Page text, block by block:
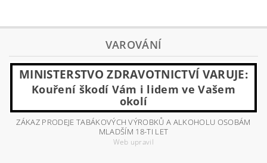
VAROVÁNÍ
MINISTERSTVO ZDRAVOTNICTVÍ VARUJE:
Kouření škodí Vám i lidem ve Vašem
okolí
ZÁKAZ PRODEJE TABÁKOVÝCH VÝROBKŮ A ALKOHOLU OSOBÁM
MLADŠÍM 18-TI LET
Web upravil